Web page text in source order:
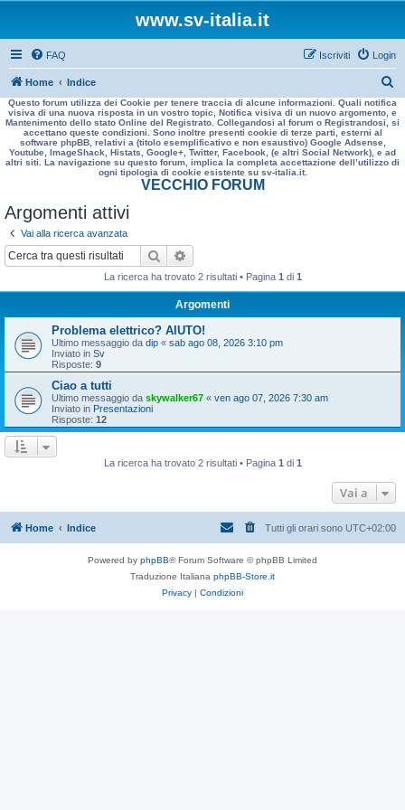
www.sv-italia.it
FAQ Login
Iscriviti
Home Indice
e
r
a
Questo forum utilizza dei Cookie per tenere traccia di alcune informazioni. Quali notifica
visiva di una nuova risposta in un vostro topic, Notifica visiva di un nuovo argomento, e
Mantenimento dello stato Online del Registrato. Collegandosi al forum o Registrandosi, si
accettano queste condizioni. Sono inoltre presenti cookie di terze parti, esterni al
software phpBB, relativi a (titolo esemplificativo e non esaustivo) Google Adsense,
Youtube, ImageShack, Histats, Google+, Twitter, Facebook, (e altri Social Network), e ad
altri siti. La navigazione su questo forum, implica la completa accettazione dell’utilizzo di
ogni tipologia di cookie esistente su sv-italia.it.
VECCHIO FORUM
Argomenti attivi
Vai alla ricerca avanzata
Cerca
La ricerca ha trovato 2 risultati • Pagina 1 di 1
Argomenti
Problema elettrico? AIUTO!
Ultimo messaggio da dip « sab ago 08, 2026 3:10 pm
Inviato in Sv
Risposte: 9
Ciao a tutti
Ultimo messaggio da skywalker67 « ven ago 07, 2026 7:30 am
Inviato in Presentazioni
Risposte: 12
La ricerca ha trovato 2 risultati • Pagina 1 di 1
Vai a
Home Indice Tutti gli orari sono UTC+02:00
Powered by phpBB® Forum Software © phpBB Limited
Traduzione Italiana phpBB-Store.it
Privacy | Condizioni